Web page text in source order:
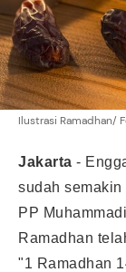
Ilustrasi Ramadhan/
Jakarta -
sudah
PP
Ramadhan
"1 Ramadhan